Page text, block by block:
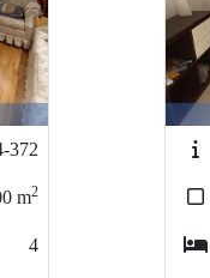
85
m2
4